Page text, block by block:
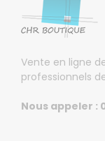
Vente en ligne
professionnels
Nous appeler :